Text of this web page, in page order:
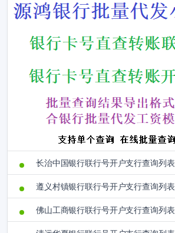
长治中国银行联行号开户支行查询列表
遵义村镇银行联行号开户支行查询列表
佛山工商银行联行号开户支行查询列表